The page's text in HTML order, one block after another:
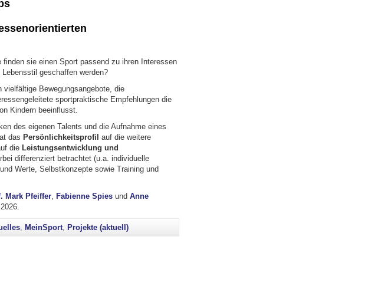
sie einen Sport passend zu ihren Interessen
geschaffen werden?
vielfältige Bewegungsangebote, die
sportpraktische Empfehlungen die
Kindern beeinflusst.
des eigenen Talents und die Aufnahme eines
das Persönlichkeitsprofil auf die weitere
die Leistungsentwicklung und
differenziert betrachtet (u.a. individuelle
Werte, Selbstkonzepte sowie Training und
Mark Pfeiffer, Fabienne Spiesund Anne
, MeinSport, Projekte (aktuell)